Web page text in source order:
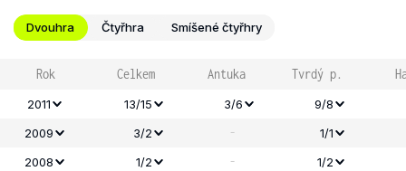
Dvouhra Čtyřhra Smíšené čtyřhry
Rok Celkem Antuka Tvrdý p.
2011 13/15 3/6
9/8
2009
3/2 -
1/1
2008
1/2 -
1/2